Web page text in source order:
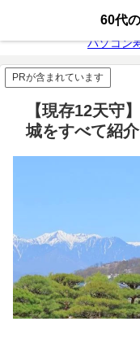
無料動画配信
パソコン
PRが含まれています
【現存12天守
城をすべて紹介
60代